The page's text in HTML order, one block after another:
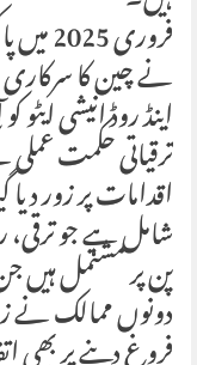
نے چین کا سرکاری
شامل ہے جو ترقی،
پن پر مشتمل ہیں
دونوں ممالک نے